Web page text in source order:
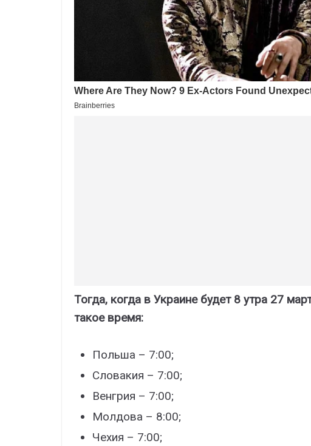
Тогда, когда в Украине будет 8 утра 27
такое время:
Польша – 7:00;
Словакия – 7:00;
Венгрия – 7:00;
Молдова – 8:00;
Чехия – 7:00;